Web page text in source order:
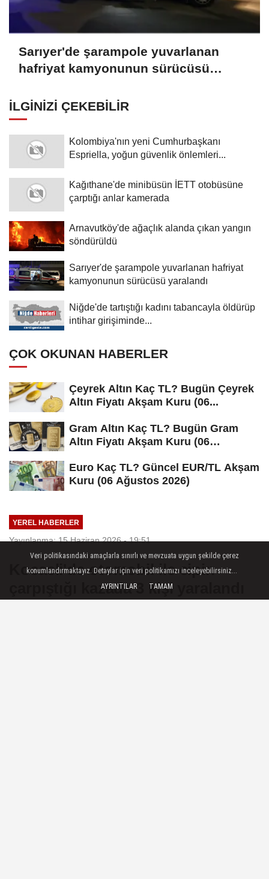
Sarıyer'de şarampole yuvarlanan
hafriyat kamyonunun sürücüsü
İLGINIZI ÇEKEBILIR
Kolombiya'nın yeni Cumhurbaşkanı
Espriella, yoğun güvenlik önlemleri...
Kağıthane'de minibüsün İETT otobüsüne
çarptığı anlar kamerada
Arnavutköy'de ağaçlık alanda çıkan yangın
söndürüldü
Sarıyer'de şarampole yuvarlanan hafriyat
kamyonunun sürücüsü yaralandı
Niğde'de tartıştığı kadını tabancayla öldürüp
intihar girişiminde...
ÇOK OKUNAN HABERLER
Çeyrek Altın Kaç TL? Bugün Çeyrek
Altın Fiyatı Akşam Kuru (06...
Gram Altın Kaç TL? Bugün Gram
Altın Fiyatı Akşam Kuru (06
Euro Kaç TL? Güncel EUR/TL Akşam
Kuru (06 Ağustos 2026)
YEREL HABERLER
Yayınlanma: 15 Haziran 2026 - 19:51
Kocaeli'de otomobil ile cipin
çarpıştığı kazada 3 kişi yaralandı
Veri politikasındaki amaçlarla sınırlı ve mevzuata uygun şekilde çerez
konumlandırmaktayız. Detaylar için veri politikamızı inceleyebilirsiniz...
AYRINTILAR
TAMAM